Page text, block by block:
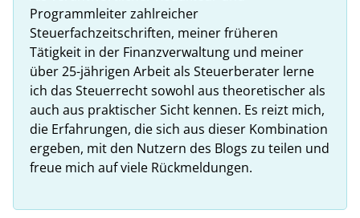
Programmleiter zahlreicher
Steuerfachzeitschriften, meiner früheren
Tätigkeit in der Finanzverwaltung und meiner
über 25-jährigen Arbeit als Steuerberater lerne
ich das Steuerrecht sowohl aus theoretischer als
auch aus praktischer Sicht kennen. Es reizt mich,
die Erfahrungen, die sich aus dieser Kombination
ergeben, mit den Nutzern des Blogs zu teilen und
freue mich auf viele Rückmeldungen.